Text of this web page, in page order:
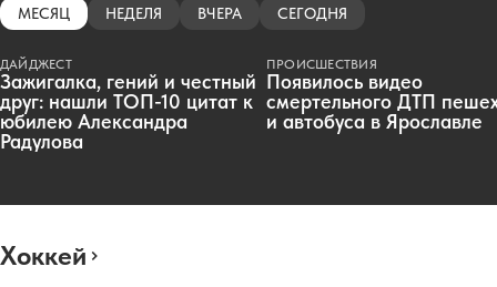
МЕСЯЦ НЕДЕЛЯ ВЧЕРА СЕГОДНЯ
ДАЙДЖЕСТ
Зажигалка, гений и честный
друг: нашли ТОП-10 цитат к
юбилею Александра
Радулова
ПРОИСШЕСТВИЯ
Появилось видео
смертельного ДТП
и автобуса в Ярославле
Хоккей